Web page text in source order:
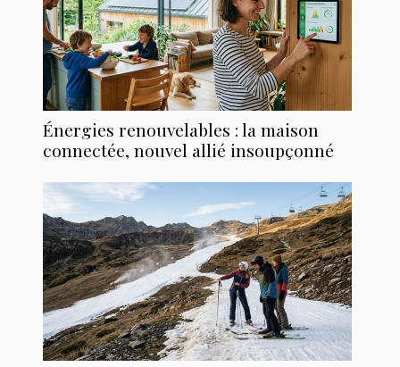
Énergies renouvelables : la maison
connectée, nouvel allié insoupçonné